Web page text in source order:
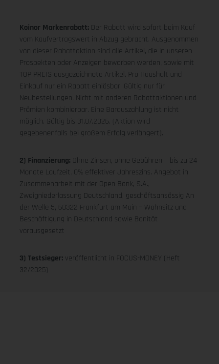
Koinor Markenrabatt: Der Rabatt wird sofort beim Kauf
vom Kaufvertragswert in Abzug gebracht. Ausgenommen
von dieser Rabattaktion sind alle Artikel, die in unseren
Prospekten oder Anzeigen beworben werden, sowie mit
TOP PREIS ausgezeichnete Artikel. Pro Haushalt und
Einkauf nur ein Rabatt einlösbar. Gültig nur für
Neubestellungen. Nicht mit anderen Rabattaktionen und
Prämien kombinierbar. Eine Barauszahlung ist nicht
möglich. Gültig bis 31.07.2026. (Aktion wird
gegebenenfalls bei großem Erfolg verlängert).
2) Finanzierung: Ohne Zinsen, ohne Gebühren – bis zu 24
Monate Laufzeit, 0% effektiver Jahreszins. Angebot in
Zusammenarbeit mit der Open Bank, S.A.,
Zweigniederlassung Deutschland, geschäftsansässig An
der Welle 5, 60322 Frankfurt am Main – Wohnsitz und
Beschäftigung in Deutschland sowie Bonität
vorausgesetzt
3) Testsieger: veröffentlicht in FOCUS-MONEY (Heft
32/2025)